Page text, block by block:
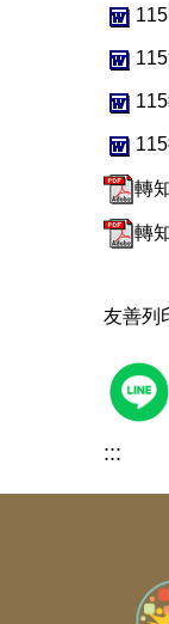
轉
轉
友善列
:::